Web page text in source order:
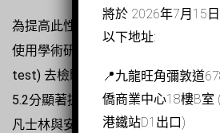
為提高此性教育課程的參考價值，
使用學術研究中具信效度的量表，
test) 去檢驗數據。計劃前後相比，
5.2分顯著提升至7.8分（10分為滿分
凡士林與安全套使用以增加潤滑程
將於 2026年7月15
以下地址:
📍九龍旺角彌敦道
僑商業中心18樓B室
港鐵站D1出口)